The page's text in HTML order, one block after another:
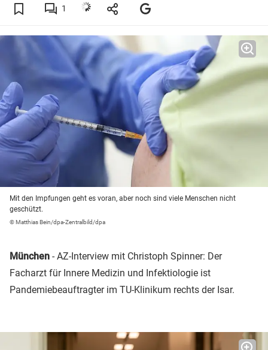
1
Mit den Impfungen geht es voran, aber noch sind viele Menschen nicht
geschützt.
© Matthias Bein/dpa-Zentralbild/dpa
München - AZ-Interview mit Christoph Spinner: Der
Facharzt für Innere Medizin und Infektiologie ist
Pandemiebeauftragter im TU-Klinikum rechts der Isar.